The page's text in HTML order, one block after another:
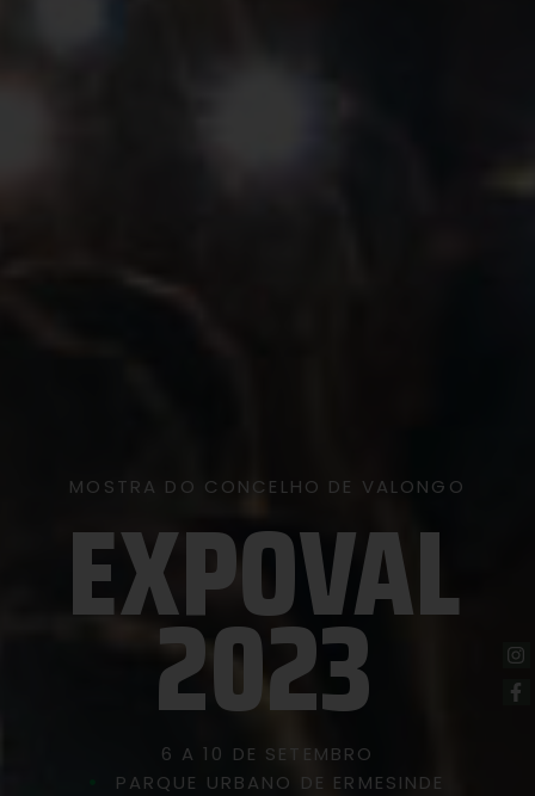
MOSTRA DO CONCELHO DE VALONGO
EXPOVAL
2023
6 A 10 DE SETEMBRO
PARQUE URBANO DE ERMESINDE